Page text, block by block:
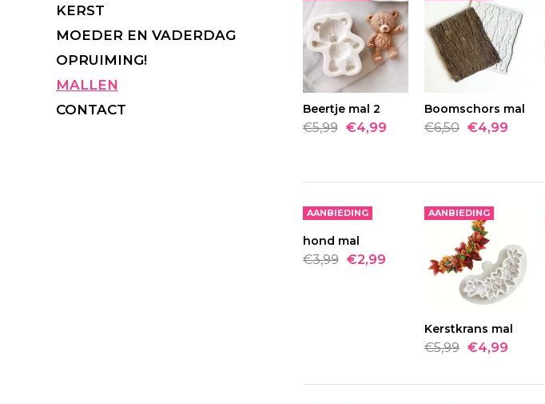
KERST
MOEDER EN VADERDAG
OPRUIMING!
MALLEN
CONTACT
AANBIEDING
BESTELLEN
Beertje mal 2
€5,99 €4,99
BESTELLEN
Boomschors mal
€6,50 €4,99
AANBIEDING
BESTELLEN
hond mal
€3,99 €2,99
AANBIEDING
BESTELLEN
Kerstkrans mal
€5,99 €4,99